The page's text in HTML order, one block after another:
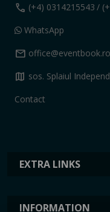
EXTRA LINKS
INFORMATION
call (+4) 0314215543 /
WhatsApp
mail office@eventbook.ro
map sos. Splaiul
Contact